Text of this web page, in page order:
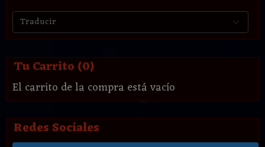
Tu Carrito (0)
El carrito de la compra está vacío
Redes Sociales